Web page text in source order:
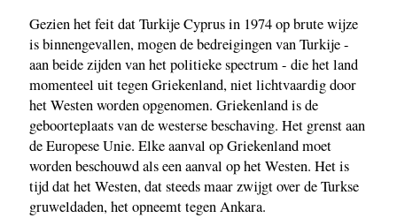
Gezien het feit dat Turkije Cyprus in 1974 op brute wijze
is binnengevallen, mogen de bedreigingen van Turkije -
aan beide zijden van het politieke spectrum - die het land
momenteel uit tegen Griekenland, niet lichtvaardig door
het Westen worden opgenomen. Griekenland is de
geboorteplaats van de westerse beschaving. Het grenst aan
de Europese Unie. Elke aanval op Griekenland moet
worden beschouwd als een aanval op het Westen. Het is
tijd dat het Westen, dat steeds maar zwijgt over de Turkse
gruweldaden, het opneemt tegen Ankara.